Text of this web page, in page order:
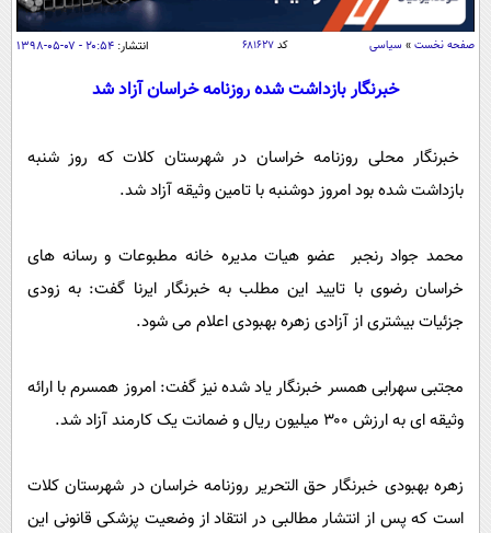
اقتصاد
اقتصادی
جامعه
حوادث
سلامت
محیط زیست
سفر و تفریح
بین الملل
سیاست خارجی
فرهنگ و هنر
فناوری و It
قرآن
باشگاه مغز
مجله تصویری سلاح
اقتصاد
ورزش
سرگرمی
عصر ایران 2
خواندنی ها و دیدنی ها
پیامک
آموزش زبان
صفحه نخست » سیاسی کد۶۸۱۶۲۷ انتشار: ۲۰:۵۴ - ۰۷-۰۵-۱۳۹۸
خبرنگار بازداشت شده روزنامه خراسان آزاد شد
خبرنگار محلی روزنامه خراسان در شهرستان کلات که روز شنبه
بازداشت شده بود امروز دوشنبه با تامین وثیقه آزاد شد.
محمد جواد رنجبر عضو هیات مدیره خانه مطبوعات و رسانه های
خراسان رضوی با تایید این مطلب به خبرنگار ایرنا گفت: به زودی
جزئیات بیشتری از آزادی زهره بهبودی اعلام می شود.
مجتبی سهرابی همسر خبرنگار یاد شده نیز گفت: امروز همسرم با ارائه
وثیقه ای به ارزش ۳۰۰ میلیون ریال و ضمانت یک کارمند آزاد شد.
زهره بهبودی خبرنگار حق التحریر روزنامه خراسان در شهرستان کلات
است که پس از انتشار مطالبی در انتقاد از وضعیت پزشکی قانونی این